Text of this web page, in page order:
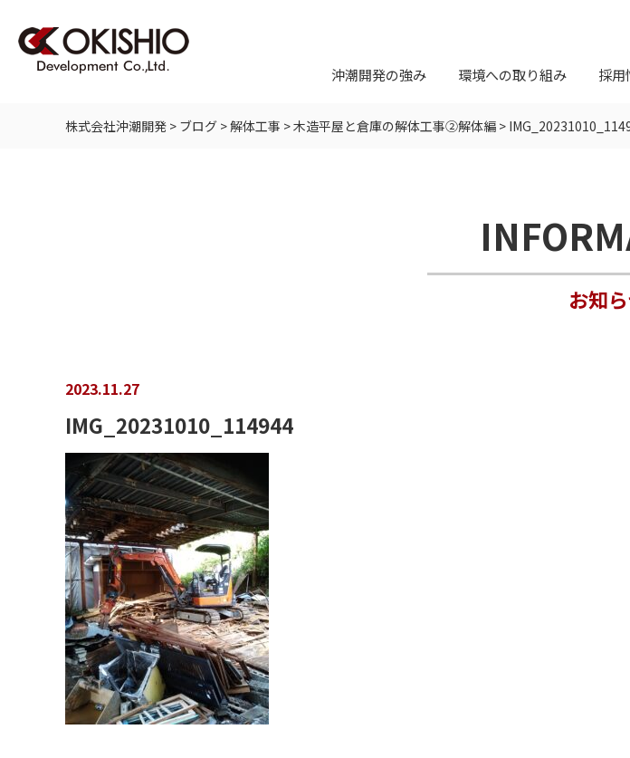
沖潮開発の強み
環境への取り組み 採用
株式会社沖潮開発 > ブログ >解体工事 >木造平屋と倉庫の解体工事②解体編 >
お知
2023.11.27
IMG_20231010_114944